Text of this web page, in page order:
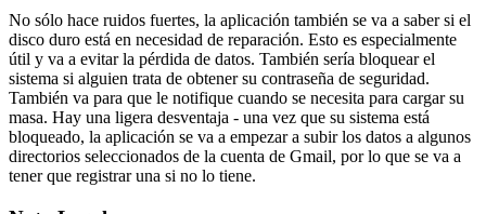
No sólo hace ruidos fuertes, la aplicación también se va a saber si el
disco duro está en necesidad de reparación. Esto es especialmente
útil y va a evitar la pérdida de datos. También sería bloquear el
sistema si alguien trata de obtener su contraseña de seguridad.
También va para que le notifique cuando se necesita para cargar su
masa. Hay una ligera desventaja - una vez que su sistema está
bloqueado, la aplicación se va a empezar a subir los datos a algunos
directorios seleccionados de la cuenta de Gmail, por lo que se va a
tener que registrar una si no lo tiene.